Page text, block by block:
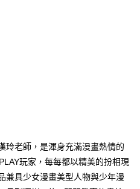
付款」的支付方式。 讓您購物簡單
不需儲值。
即可結帳。
款。
」後，將跳轉至「AFTEE先享後付」
知簡訊。
，方視為交易完成。
繳費，但若您需要取消訂單，請聯絡
訂單仍視為有效，需透過AFTEE先享
運費
運費
運費
玲老師，是渾身充滿漫畫熱情的
玩家，每每都以精美的扮相現
兼具少女漫畫美型人物與少年漫